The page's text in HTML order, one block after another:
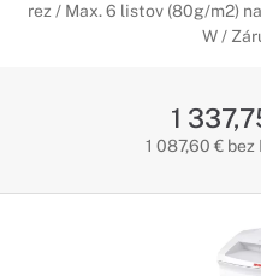
rez / Max. 6 listov (80g/m2)
W /
1
1 087,60 € bez